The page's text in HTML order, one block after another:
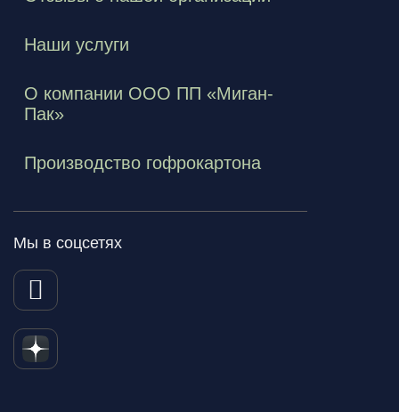
Наши услуги
О компании ООО ПП «Миган-
Пак»
Производство гофрокартона
Мы в соцсетях